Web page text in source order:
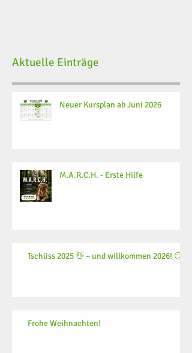
Aktuelle Einträge
Neuer Kursplan ab Juni 2026
M.A.R.C.H. - Erste Hilfe
Tschüss 2025 👋 – und willkommen 2026! 😏
Frohe Weihnachten!